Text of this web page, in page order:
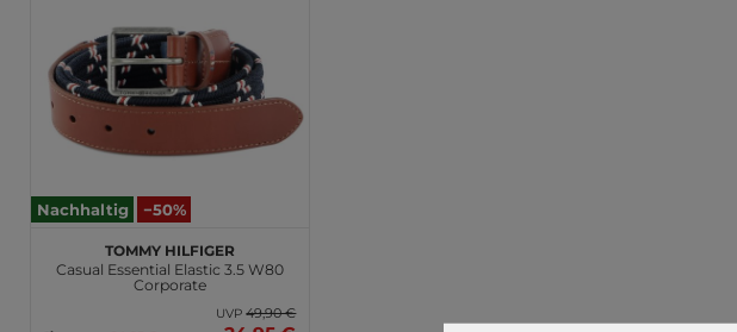
Nachhaltig −50%
TOMMY HILFIGER
Casual Essential Elastic 3.5 W80
Corporate
UVP49,90 €